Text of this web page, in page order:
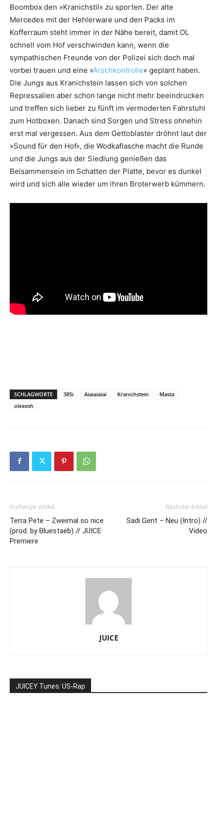
Boombox den »Kranichstil« zu sporten. Der alte
Mercedes mit der Hehlerware und den Packs im
Kofferraum steht immer in der Nähe bereit, damit OL
schnell vom Hof verschwinden kann, wenn die
sympathischen Freunde von der Polizei sich doch mal
vorbei trauen und eine »Arschkontrolle« geplant haben.
Die Jungs aus Kranichstein lassen sich von solchen
Repressalien aber schon lange nicht mehr beeindrucken
und treffen sich lieber zu fünft im vermoderten Fahrstuhl
zum Hotboxen. Danach sind Sorgen und Stress ohnehin
erst mal vergessen. Aus dem Gettoblaster dröhnt laut der
»Sound für den Hof«, die Wodkaflasche macht die Runde
und die Jungs aus der Siedlung genießen das
Beisammensein im Schatten der Platte, bevor es dunkel
wird und sich alle wieder um ihren Broterwerb kümmern.
SCHLAGWORTE 385i Aiaiaiaiai Kranichstein
Masta
olexesh
Vorheriger Artikel
Terra Pete – Zweimal so nice
(prod. by Bluestaeb) // JUICE
Premiere
Nächster Artikel
Sadi Gent – Neu (Intro) //
Video
JUICE
JUICEY Tunes: US-Rap